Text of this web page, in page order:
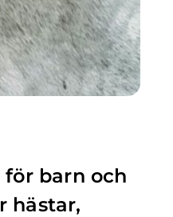
barn och
hästar,